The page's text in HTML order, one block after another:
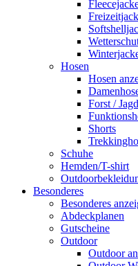
Hosen
Hosen
Forst /
Shorts
Schuhe
Hemden/T-shirt
Besonderes
Besonderes
Abdeckplanen
Gutscheine
Outdoor
Outdoor